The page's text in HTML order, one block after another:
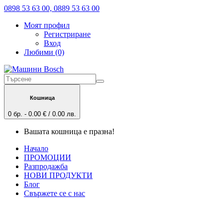
0898 53 63 00, 0889 53 63 00
Моят профил
Регистриране
Вход
Любими (0)
Кошница
0 бр. - 0.00 € / 0.00 лв.
Вашата кошница е празна!
Начало
ПРОМОЦИИ
Разпродажба
НОВИ ПРОДУКТИ
Блог
Свържете се с нас